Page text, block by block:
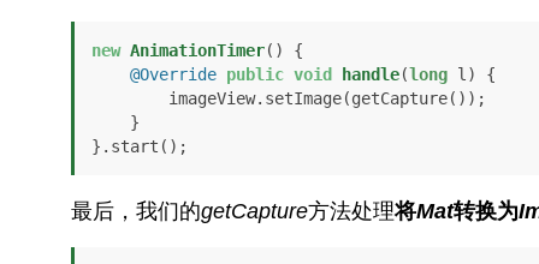
new AnimationTimer() {
@Override public void handle(long l)
{
}.start();
最后，我们的getCapture方法处理将Mat转换为